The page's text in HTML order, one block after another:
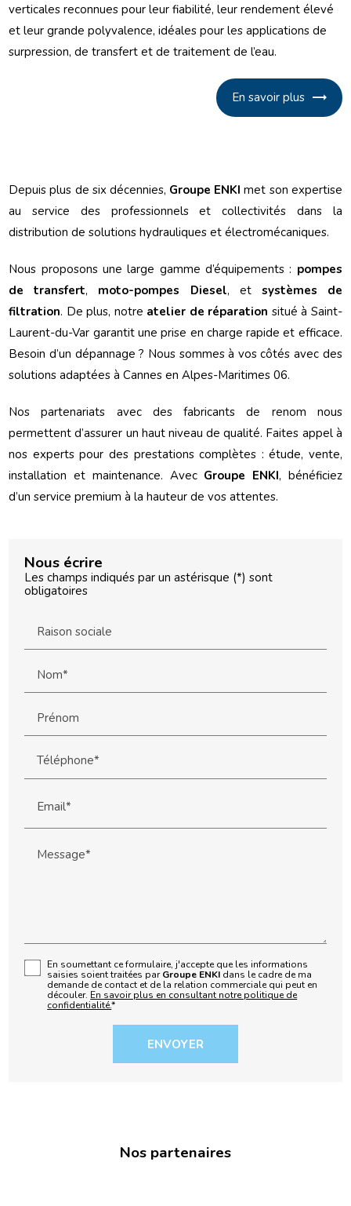
verticales reconnues pour leur fiabilité, leur rendement élevé
et leur grande polyvalence, idéales pour les applications de
surpression, de transfert et de traitement de l’eau.
En savoir plus
Depuis plus de six décennies, Groupe ENKI met son expertise
au service des professionnels et collectivités dans la
distribution de solutions hydrauliques et électromécaniques.
Nous proposons une large gamme d’équipements : pompes
de transfert, moto-pompes Diesel, et systèmes de
filtration. De plus, notre atelier de réparation situé à Saint-
Laurent-du-Var garantit une prise en charge rapide et efficace.
Besoin d’un dépannage ? Nous sommes à vos côtés avec des
solutions adaptées à Cannes en Alpes-Maritimes 06.
Nos partenariats avec des fabricants de renom nous
permettent d’assurer un haut niveau de qualité. Faites appel à
nos experts pour des prestations complètes : étude, vente,
installation et maintenance. Avec Groupe ENKI, bénéficiez
d’un service premium à la hauteur de vos attentes.
Nous écrire
Les champs indiqués par un astérisque (*) sont
obligatoires
Raison sociale
Nom*
Prénom
Téléphone*
Email*
Message*
En soumettant ce formulaire, j'accepte que les informations
saisies soient traitées parGroupe ENKI dans le cadre de ma
demande de contact et de la relation commerciale qui peut en
découler. En savoir plus en consultant notre politique de
confidentialité.*
Nos partenaires